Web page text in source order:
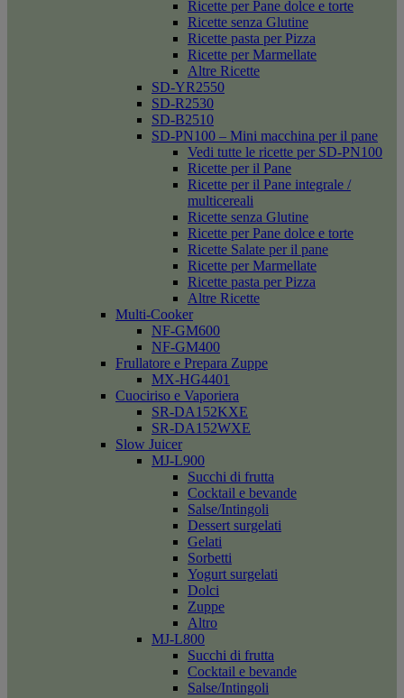
Ricette per Pane dolce e torte
Ricette senza Glutine
Ricette pasta per Pizza
Ricette per Marmellate
Altre Ricette
SD-YR2550
SD-R2530
SD-B2510
SD-PN100 – Mini macchina per il pane
Vedi tutte le ricette per SD-PN100
Ricette per il Pane
Ricette per il Pane integrale /
multicereali
Ricette senza Glutine
Ricette per Pane dolce e torte
Ricette Salate per il pane
Ricette per Marmellate
Ricette pasta per Pizza
Altre Ricette
Multi-Cooker
NF-GM600
NF-GM400
Frullatore e Prepara Zuppe
MX-HG4401
Cuociriso e Vaporiera
SR-DA152KXE
SR-DA152WXE
Slow Juicer
MJ-L900
Succhi di frutta
Cocktail e bevande
Salse/Intingoli
Dessert surgelati
Gelati
Sorbetti
Yogurt surgelati
Dolci
Zuppe
Altro
MJ-L800
Succhi di frutta
Cocktail e bevande
Salse/Intingoli